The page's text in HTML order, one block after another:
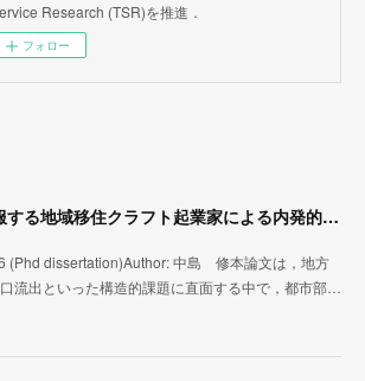
Research (TSR)を推進．
フォロー
地域の閉鎖性を克服する地域移住クラフト起業家による内発的発展： 北海道東川町及び高知県佐川町の移住起業家の事例研究
(Phd dissertation)Author: 中島 修本論文は，地方
流出といった構造的課題に直面する中で，都市部…